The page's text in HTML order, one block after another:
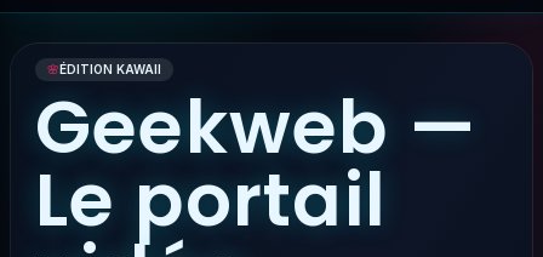
🌸ÉDITION KAWAII
Geekweb —
Le portail